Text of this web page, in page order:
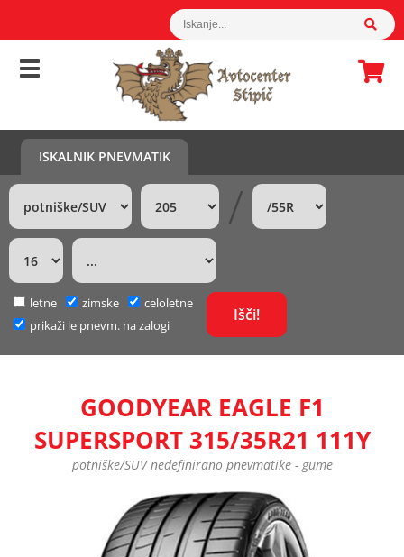
ISKALNIK PNEVMATIK
/
letne zimske
celoletne
prikaži le pnevm. na zalogi
GOODYEAR EAGLE F1
SUPERSPORT 315/35R21 111Y
potniške/SUV nedefinirano pnevmatike - gume